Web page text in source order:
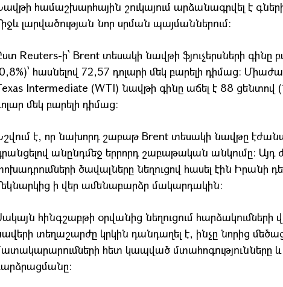
համաշխարհային շուկայում արձանագրվել է
լարվածության նոր սրման պայմաններում։
Reuters-ի՝ Brent տեսակի նավթի ֆյուչերսների գինը
հասնելով 72,57 դոլարի մեկ բարելի դիմաց։
Intermediate (WTI) նավթի գինը աճել է 88 ցենտով
մեկ բարելի դիմաց։
է, որ նախորդ շաբաթ Brent տեսակի նավթը
անընդմեջ երրորդ շաբաթական անկումը։
ծավալները նեղուցով հասել էին Իրանի
ի վեր ամենաբարձր մակարդակին։
հինգշաբթի օրվանից նեղուցում հարձակումների
տեղաշարժը կրկին դանդաղել է, ինչը նորից
հետ կապված մտահոգությունները